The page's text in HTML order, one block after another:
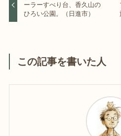
ーラーすべり台、香久山の
ひろい公園。（日進市）
この記事を書いた人